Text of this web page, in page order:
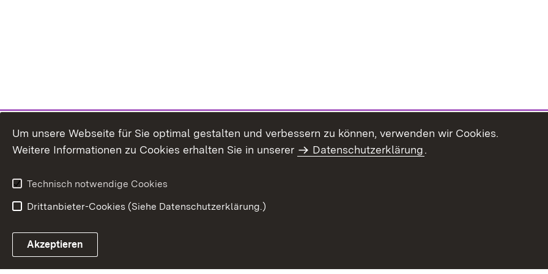
Um unsere Webseite für Sie optimal gestalten und verbessern zu können, verwenden wir Cookies.
Weitere Informationen zu Cookies erhalten Sie in unserer
Datenschutzerklärung.
Technisch notwendige Cookies
Drittanbieter-Cookies (Siehe Datenschutzerklärung.)
Akzeptieren